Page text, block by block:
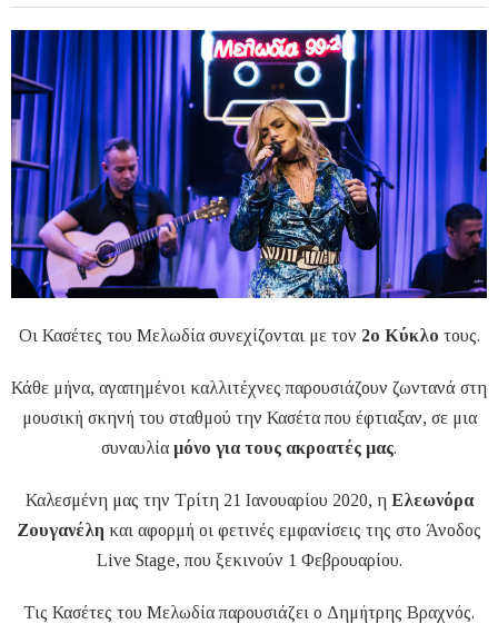
Οι Κασέτες του Μελωδία συνεχίζονται με τον 2ο Κύκλο τους.
Κάθε μήνα, αγαπημένοι καλλιτέχνες παρουσιάζουν ζωντανά στη
μουσική σκηνή του σταθμού την Κασέτα που έφτιαξαν, σε μια
συναυλία μόνο για τους ακροατές μας.
Καλεσμένη μας την Τρίτη 21 Ιανουαρίου 2020, η Ελεωνόρα
Ζουγανέλη και αφορμή οι φετινές εμφανίσεις της στο Άνοδος
Live Stage, που ξεκινούν 1 Φεβρουαρίου.
Τις Κασέτες του Μελωδία παρουσιάζει ο Δημήτρης Βραχνός.